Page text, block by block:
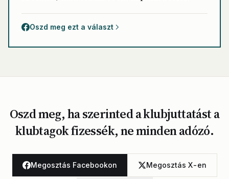
Oszd meg ezt a választ
Oszd meg, ha szerinted a klubjuttatást a
klubtagok fizessék, ne minden adózó.
Megosztás Facebookon Megosztás X-en